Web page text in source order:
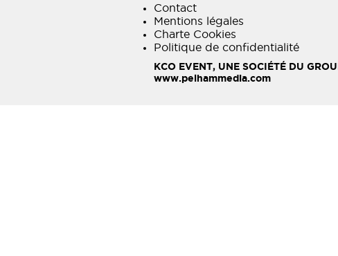
Contact
Mentions légales
Charte Cookies
Politique de confidentialité
KCO EVENT, UNE SOCIÉTÉ DU
www.pelhammedia.com